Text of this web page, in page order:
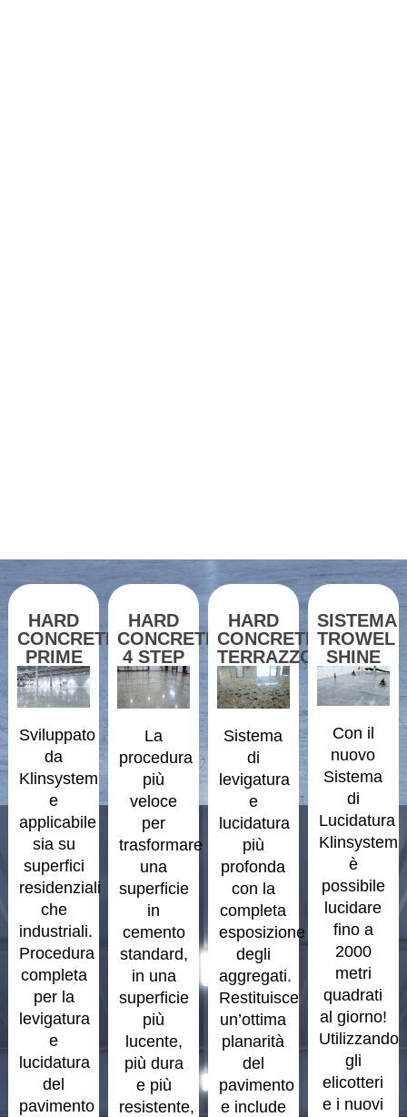
HARD
CONCRETE
PRIME
Sviluppato
da
Klinsystem
e
applicabile
sia su
superfici
residenziali
che
industriali.
Procedura
completa
per la
levigatura
e
lucidatura
del
pavimento
HARD
CONCRETE
4 STEP
La
procedura
più
veloce
per
trasformare
una
superficie
in
cemento
standard,
in una
superficie
più
lucente,
più dura
e più
resistente,
HARD
CONCRETE
TERRAZZO
Sistema
di
levigatura
e
lucidatura
più
profonda
con la
completa
esposizione
degli
aggregati.
Restituisce
un’ottima
planarità
del
pavimento
e include
SISTEMA
TROWEL
SHINE
Con il
nuovo
Sistema
di
Lucidatura
Klinsystem
è
possibile
lucidare
fino a
2000
metri
quadrati
al giorno!
Utilizzando
gli
elicotteri
e i nuovi